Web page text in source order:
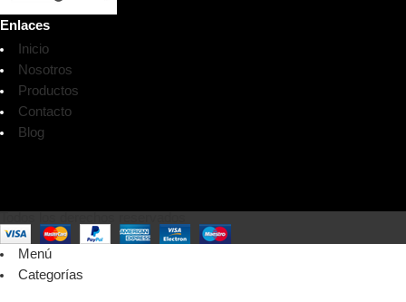
Enlaces
Inicio
Nosotros
Productos
Contacto
Blog
Menú
Categorías